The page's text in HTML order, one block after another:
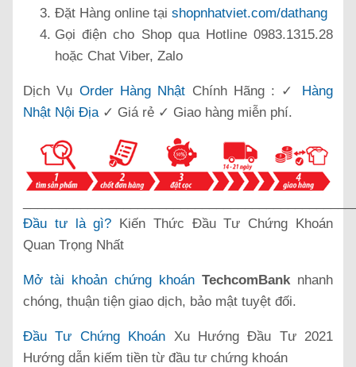
Đặt Hàng online tại shopnhatviet.com/dathang
Gọi điện cho Shop qua Hotline 0983.1315.28
hoặc Chat Viber, Zalo
Dịch Vụ Order Hàng Nhật Chính Hãng : ✓ Hàng
Nhật Nội Địa ✓ Giá rẻ ✓ Giao hàng miễn phí.
Đầu tư là gì? Kiến Thức Đầu Tư Chứng Khoán
Quan Trọng Nhất
Mở tài khoản chứng khoán TechcomBank nhanh
chóng, thuận tiện giao dịch, bảo mật tuyệt đối.
Đầu Tư Chứng Khoán Xu Hướng Đầu Tư 2021
Hướng dẫn kiếm tiền từ đầu tư chứng khoán